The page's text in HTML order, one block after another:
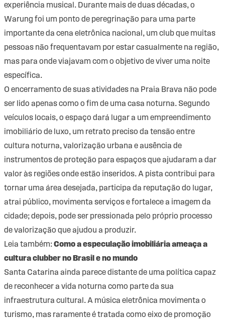
experiência musical. Durante mais de duas décadas, o
Warung foi um ponto de peregrinação para uma parte
importante da cena eletrônica nacional, um club que muitas
pessoas não frequentavam por estar casualmente na região,
mas para onde viajavam com o objetivo de viver uma noite
específica.
O encerramento de suas atividades na Praia Brava não pode
ser lido apenas como o fim de uma casa noturna. Segundo
veículos locais, o espaço dará lugar a um empreendimento
imobiliário de luxo, um retrato preciso da tensão entre
cultura noturna, valorização urbana e ausência de
instrumentos de proteção para espaços que ajudaram a dar
valor às regiões onde estão inseridos. A pista contribui para
tornar uma área desejada, participa da reputação do lugar,
atrai público, movimenta serviços e fortalece a imagem da
cidade; depois, pode ser pressionada pelo próprio processo
de valorização que ajudou a produzir.
Leia também:Como a especulação imobiliária ameaça a
cultura clubber no Brasil e no mundo
Santa Catarina ainda parece distante de uma política capaz
de reconhecer a vida noturna como parte da sua
infraestrutura cultural. A música eletrônica movimenta o
turismo, mas raramente é tratada como eixo de promoção